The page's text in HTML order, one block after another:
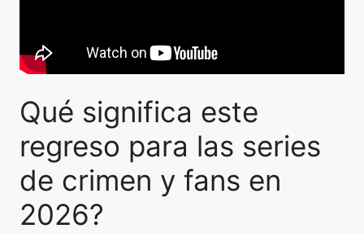
Qué significa este
regreso para las series
de crimen y fans en
2026?